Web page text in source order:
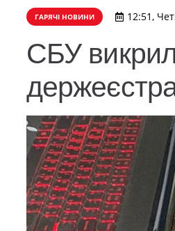
ГАРЯЧІ НОВИНИ 12:51,
СБУ